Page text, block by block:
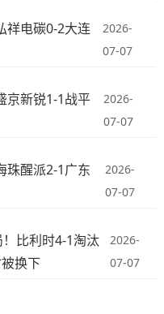
祥电碳0-2大连
2026-
07-07
京新锐1-1战平
2026-
07-07
珠醒派2-1广东
2026-
07-07
比利时4-1淘汰
换下
2026-
07-07